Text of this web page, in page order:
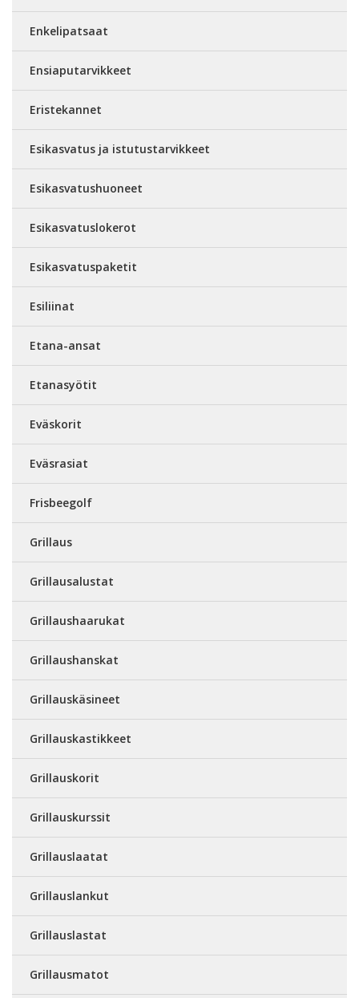
Enkelipatsaat
Ensiaputarvikkeet
Eristekannet
Esikasvatus ja istutustarvikkeet
Esikasvatushuoneet
Esikasvatuslokerot
Esikasvatuspaketit
Esiliinat
Etana-ansat
Etanasyötit
Eväskorit
Eväsrasiat
Frisbeegolf
Grillaus
Grillausalustat
Grillaushaarukat
Grillaushanskat
Grillauskäsineet
Grillauskastikkeet
Grillauskorit
Grillauskurssit
Grillauslaatat
Grillauslankut
Grillauslastat
Grillausmatot